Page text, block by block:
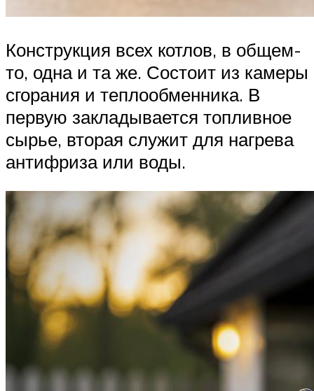
Конструкция всех котлов, в общем-
то, одна и та же. Состоит из камеры
сгорания и теплообменника. В
первую закладывается топливное
сырье, вторая служит для нагрева
антифриза или воды.